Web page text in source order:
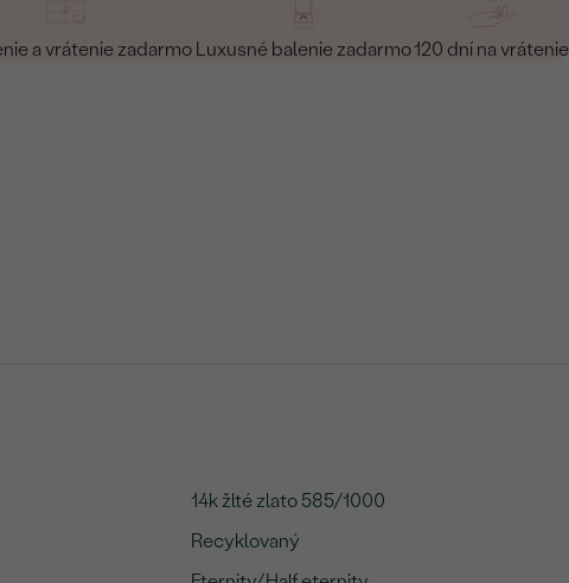
a vrátenie zadarmo Luxusné balenie zadarmo120 dní na vrátenie
14k žlté zlato 585/1000
Recyklovaný